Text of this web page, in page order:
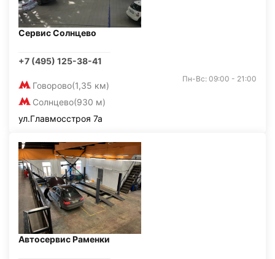
Сервис Солнцево
+7 (495) 125-38-41
Говорово(1,35 км)
Солнцево(930 м)
Пн-Вс: 09:00 - 21:00
ул.Главмосстроя 7а
Автосервис Раменки